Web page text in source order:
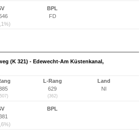
BPL
FD
(K 321) - Edewecht-Am Küstenkanal,
L-Rang
629
(362)
Land
NI
BPL